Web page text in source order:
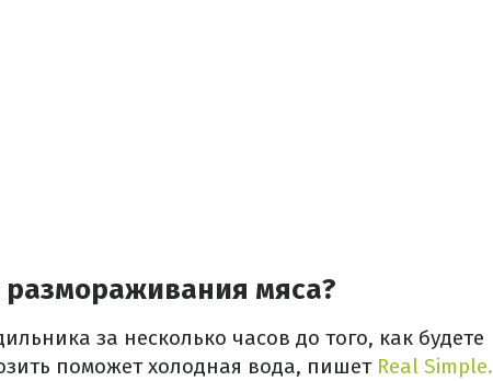
мяса?
за несколько часов до того, как будете
поможет холодная вода, пишет Real Simple.